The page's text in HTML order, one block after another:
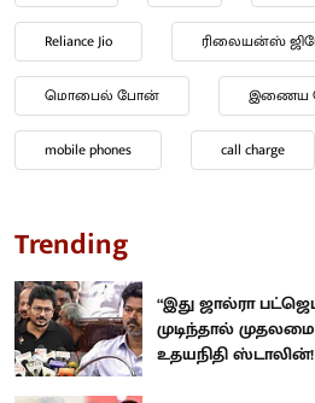
Reliance Jio ரிலையன்ஸ்
மொபைல் போன் இணைய
mobile phones call charge
Trending
“இது ஜால்ரா
முடிந்தால்
உதயநிதி ஸ்டாலின்!